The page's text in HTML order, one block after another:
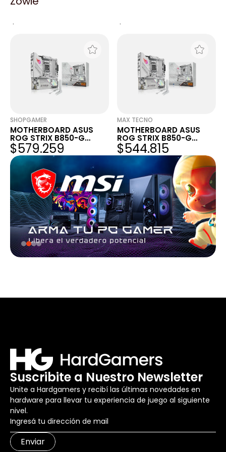
STRIX B850-F GAMING
B850-F GAMING WIFI)
SHOPGAMER
MOTHERBOARD ASUS
ROG STRIX B850-G
GAMING WIFI
$579.259
MAX TECNO
MOTHERBOARD ASUS
ROG STRIX B850-G
GAMING WIFI
$544.815
Suscribite a Nuestro Newsletter
Unite a Hardgamers y recibí las últimas novedades en
hardware para llevar tu experiencia de juego al siguiente
nivel.
Enviar